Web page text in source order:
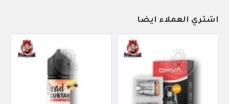
أشتري العملاء أيضاً